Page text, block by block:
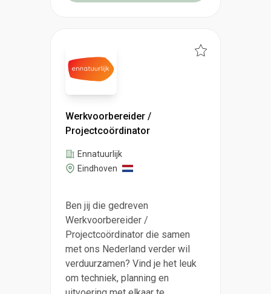
Werkvoorbereider /
Projectcoördinator
Ennatuurlijk
Eindhoven
Ben jij die gedreven
Werkvoorbereider /
Projectcoördinator die samen
met ons Nederland verder wil
verduurzamen? Vind je het leuk
om techniek, planning en